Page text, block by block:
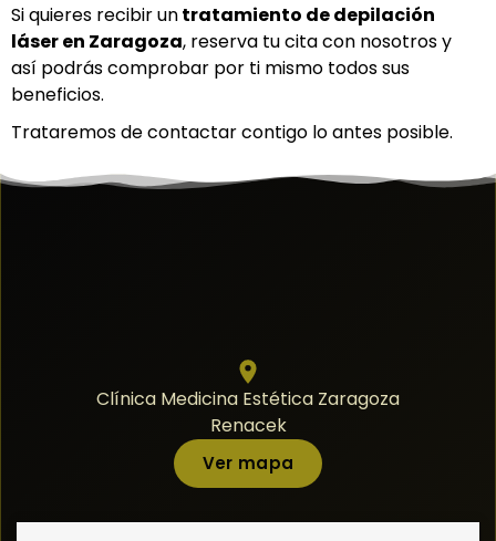
Si quieres recibir untratamiento de depilación
láser en Zaragoza, reserva tu cita con nosotros y
así podrás comprobar por ti mismo todos sus
beneficios.
Trataremos de contactar contigo lo antes posible.
Clínica Medicina Estética Zaragoza
Renacek
Ver mapa